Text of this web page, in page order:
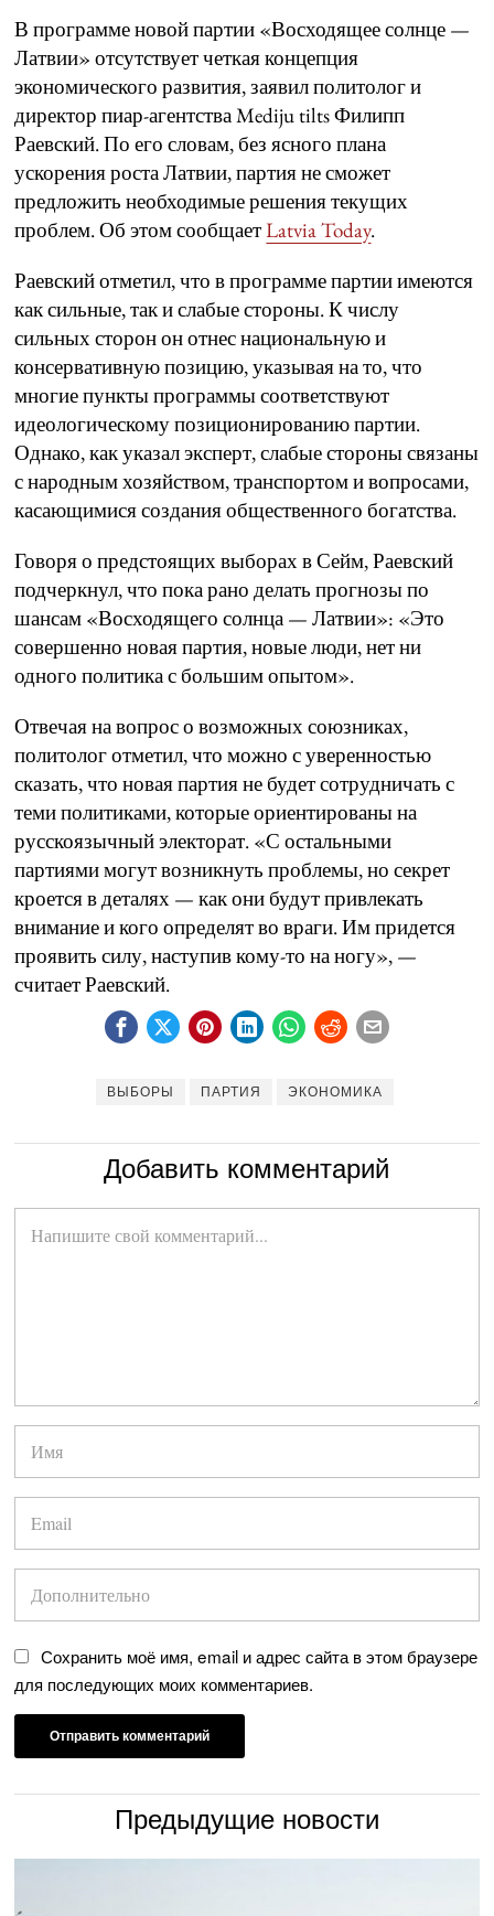
В программе новой партии «Восходящее солнце —
Латвии» отсутствует четкая концепция
экономического развития, заявил политолог и
директор пиар-агентства Mediju tilts Филипп
Раевский. По его словам, без ясного плана
ускорения роста Латвии, партия не сможет
предложить необходимые решения текущих
проблем. Об этом сообщаетLatvia Today.
Раевский отметил, что в программе партии имеются
как сильные, так и слабые стороны. К числу
сильных сторон он отнес национальную и
консервативную позицию, указывая на то, что
многие пункты программы соответствуют
идеологическому позиционированию партии.
Однако, как указал эксперт, слабые стороны связаны
с народным хозяйством, транспортом и вопросами,
касающимися создания общественного богатства.
Говоря о предстоящих выборах в Сейм, Раевский
подчеркнул, что пока рано делать прогнозы по
шансам «Восходящего солнца — Латвии»: «Это
совершенно новая партия, новые люди, нет ни
одного политика с большим опытом».
Отвечая на вопрос о возможных союзниках,
политолог отметил, что можно с уверенностью
сказать, что новая партия не будет сотрудничать с
теми политиками, которые ориентированы на
русскоязычный электорат. «С остальными
партиями могут возникнуть проблемы, но секрет
кроется в деталях — как они будут привлекать
внимание и кого определят во враги. Им придется
проявить силу, наступив кому-то на ногу», —
считает Раевский.
ВЫБОРЫ ПАРТИЯ ЭКОНОМИКА
Добавить комментарий
Сохранить моё имя, email и адрес сайта в этом браузере
для последующих моих комментариев.
Предыдущие новости